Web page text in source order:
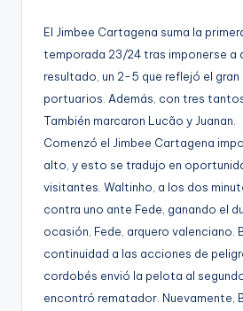
El Jimbee Cartagena suma la
temporada 23/24 tras imponerse a
resultado, un 2-5 que reflejó el
portuarios. Además, con tres
También marcaron Lucão y Juanan.
Comenzó el Jimbee Cartagena
alto, y esto se tradujo en
visitantes. Waltinho, a los dos
contra uno ante Fede, ganando el
ocasión, Fede, arquero valenciano.
continuidad a las acciones de
cordobés envió la pelota al
encontró rematador. Nuevamente,